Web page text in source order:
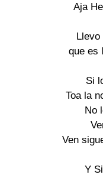
Aja
Llevo
que es
Si
Toa la
No
Ven
Y